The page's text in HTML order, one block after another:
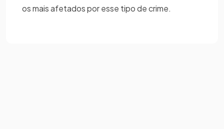
os mais afetados por esse tipo de crime.